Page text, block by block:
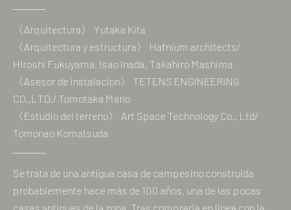
〈Arquitectura〉 Yutaka Kita
〈Arquitectura y estructura〉 Hafnium architects/
Hiroshi Fukuyama, Isao Inada, Takahiro Mashima
〈Asesor de instalacion〉 TETENS ENGINEERING
CO.,LTD./ Tomotaka Mano
〈Estudio del terreno〉 Art Space Technology Co,. Ltd/
Tomonao Komatsuda
Se trata de una antigua casa de campesino construida
probablemente hace más de 100 años, una de las pocas
casas antiguas de la zona. Tras comprarla en línea con la